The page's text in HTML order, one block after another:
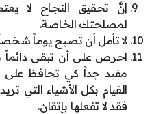
إنَّ تحقيق النجاح لا
لمصلحتك الخاصة.
لا تأمل أن تصبح يوماً
احرص على أن تبقى دائماً
مفيد جداً كي تحافظ على
القيام بكل الأشياء التي
فقد لا تفعلها بإتقان.